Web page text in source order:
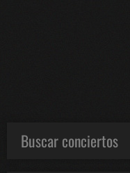
Buscar conciertos